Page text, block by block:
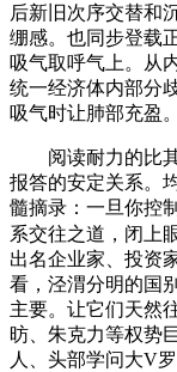
后新旧次序交替和
绷感。也同步登载
吸气取呼气上。从
统一经济体内部分
吸气时让肺部充盈。
阅读耐力的比其
报答的安定关系。
髓摘录：一旦你控
系交往之道，闭上
出名企业家、投资
看，泾渭分明的国
主要。让它们天然
昉、朱克力等权势
人、头部学问大V